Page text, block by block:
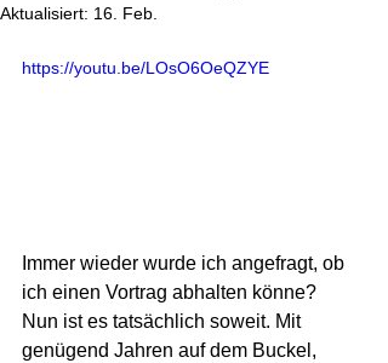
Aktualisiert: 16. Feb.
https://youtu.be/LOsO6OeQZYE
Immer wieder wurde ich angefragt, ob
ich einen Vortrag abhalten könne?
Nun ist es tatsächlich soweit. Mit
genügend Jahren auf dem Buckel,